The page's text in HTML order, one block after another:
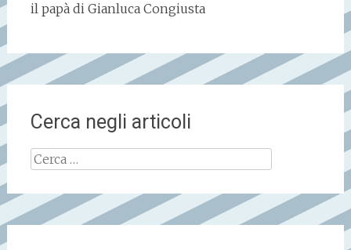
il papà di Gianluca Congiusta
Cerca negli articoli
Ricerca